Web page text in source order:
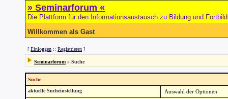
» Seminarforum «
Die Plattform für den Informationsaustausch zu Bildung und
Willkommen als Gast
[ Einloggen :: Registrieren ]
Seminarforum » Suche
Suche
aktuelle Sucheinstellung